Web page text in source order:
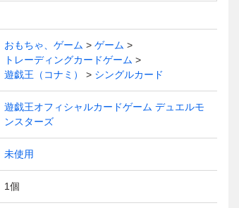
S10 鑑定品 決戦の
刻
鑑定品 DRAGON
BALL
ON BALL SUPER
おもちゃ、ゲーム
ゲーム
トレーディングカードゲーム
遊戯王（コナミ）
シングルカード
遊戯王オフィシャルカードゲーム デュエルモ
ンスターズ
未使用
1個